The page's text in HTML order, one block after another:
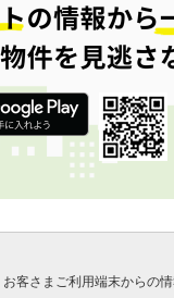
お客さまご利用端末からの